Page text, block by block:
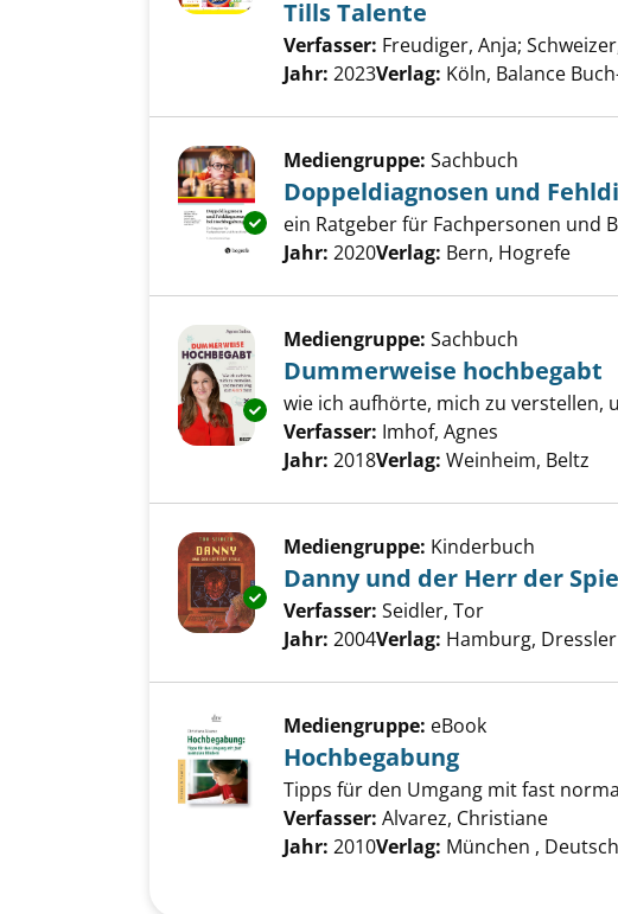
Tills Talente
Verfasser: Freudiger, Anja;
Jahr: 2023Verlag: Köln, Balance
Exemplar-Details von Doppeldiagnosen
Mediengruppe: Sachbuch
Doppeldiagnosen und
ein Ratgeber für Fachpersonen und
Suche nach diesem Verfasser
Jahr: 2020Verlag: Bern, Hogrefe
Exemplar-Details von Dummerweise
Mediengruppe: Sachbuch
Dummerweise hochbegabt
wie ich aufhörte, mich zu verstellen,
Verfasser: Imhof, Agnes
Jahr: 2018Verlag: Weinheim, Beltz
Exemplar-Details von Danny und der
Mediengruppe: Kinderbuch
Danny und der Herr der
Verfasser: Seidler, Tor
Jahr: 2004Verlag: Hamburg, Dressler
Mediengruppe: eBook
Hochbegabung
Tipps für den Umgang mit fast
Verfasser: Alvarez, Christiane
Jahr: 2010Verlag: München ,